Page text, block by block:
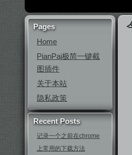
Pages
Home
PianPai极简一键截
图插件
关于本站
隐私政策
Recent Posts
记录一个之前在chrome
上常用的下载方法